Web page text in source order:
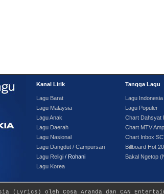
Kanal Lirik
Lagu Barat
Lagu Malaysia
Lagu Anak
Lagu Daerah
Lagu Nasional
Lagu Dangdut / Campursari
Lagu Religi / Rohani
Lagu Korea
Tangga Lagu
Lagu Indonesia
Lagu Populer
Chart Dahsyat
Chart MTV
Chart Inbox
Billboard Hot 20
Bakal Ngetop
( Lyrics ) oleh Cosa Aranda dan CAN